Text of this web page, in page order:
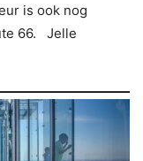
is ook nog
66. Jelle